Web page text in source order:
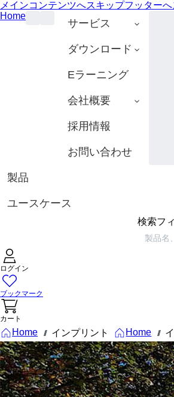
メインコンテンツへスキップフッター
Home
サービス
ダウンロード
Eラーニング
会社概要
採用情報
お問い合わせ
製品
ユースケース
検索フ
ログイン
ブックマーク
カート
Home /// インプリント Home ///